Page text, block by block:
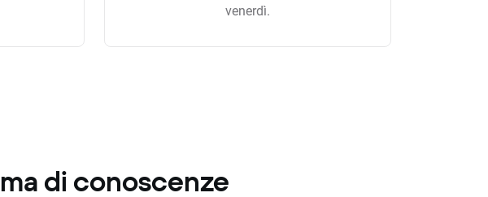
venerdì.
di conoscenze